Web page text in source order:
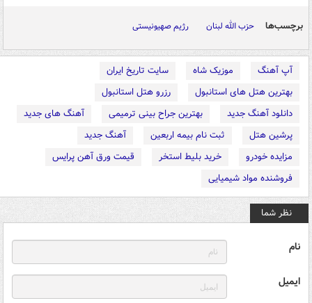
برچسب‌ها حزب الله لبنان رژیم صهیونیستی
آپ آهنگ موزیک شاه
سایت تاریخ ایران
بهترین هتل های استانبول
رزرو هتل استانبول
دانلود آهنگ جدید
بهترین جراح بینی ترمیمی
آهنگ های جدید
پرشین هتل
ثبت نام بیمه اربعین
آهنگ جدید
مزایده خودرو
خرید بلیط استخر
قیمت ورق آهن پرایس
فروشنده مواد شیمیایی
نظر شما
نام
ایمیل